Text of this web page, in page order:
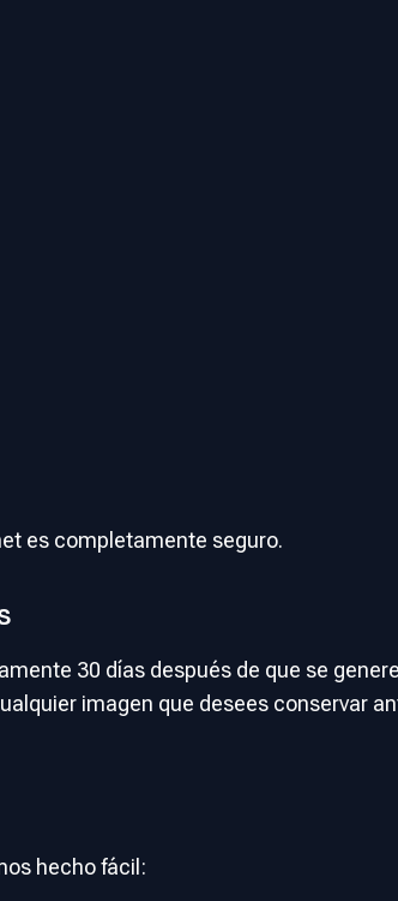
es completamente seguro.
30 días después de que se
imagen que desees conservar
hecho fácil: